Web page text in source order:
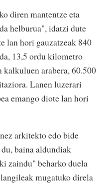
diren mantentze eta
helburua", idatzi dute
lan hori gauzatzeak 840
13,5 ordu kilometro
kalkuluen arabera, 60.500
Lanen luzerari
emango diote lan hori
arkitekto edo bide
baina aldundiak
zaindu" beharko duela
mugatuko direla